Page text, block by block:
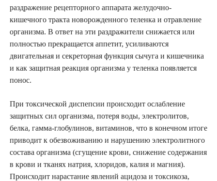
раздражение рецепторного аппарата желудочно-
кишечного тракта новорожденного теленка и отравление
организма. В ответ на эти раздражители снижается или
полностью прекращается аппетит, усиливаются
двигательная и секреторная функция сычуга и кишечника
и как защитная реакция организма у теленка появляется
понос.
При токсической диспепсии происходит ослабление
защитных сил организма, потеря воды, электролитов,
белка, гамма-глобулинов, витаминов, что в конечном итоге
приводит к обезвоживанию и нарушению электролитного
состава организма (сгущение крови, снижение содержания
в крови и тканях натрия, хлоридов, калия и магния).
Происходит нарастание явлений ацидоза и токсикоза,